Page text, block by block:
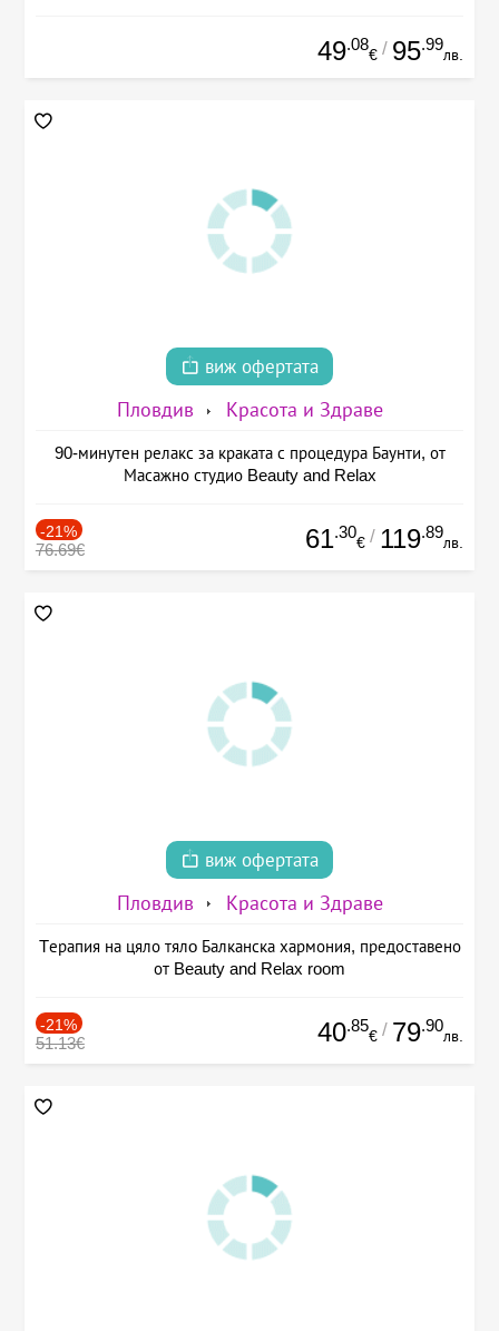
49.08
€ / 95.99
лв.
виж офертата
Пловдив Красота и Здраве
90-минутен релакс за краката с процедура Баунти, от
Масажно студио Beauty and Relax
-21%
76.69€ 61.30
€ / 119.89
лв.
виж офертата
Пловдив Красота и Здраве
Tерапия на цяло тялo Балканска хармония, предоставено
от Beauty and Relax room
-21%
51.13€ 40.85
€ / 79.90
лв.